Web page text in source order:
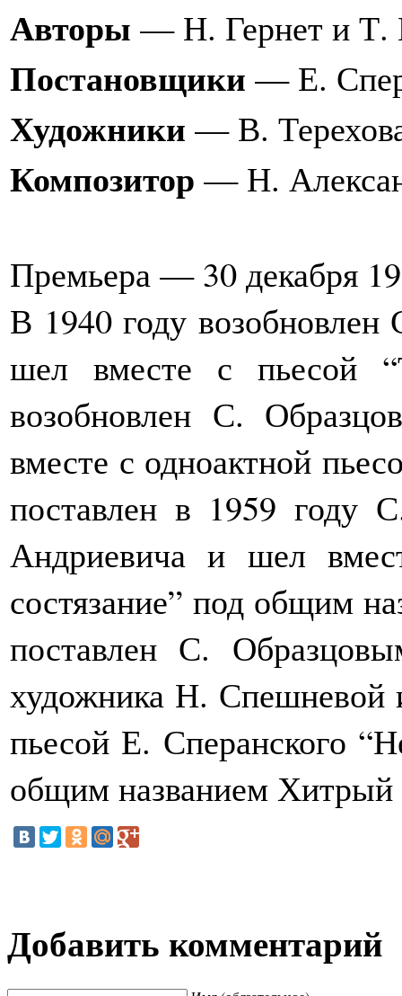
Авторы — Н. Гернет и Т.
Постановщики — Е.
Художники — В.
Композитор — Н.
Премьера — 30 декабря
В 1940 году
шел вместе с пьесой
возобновлен С.
вместе с одноактной
поставлен в 1959 году
Андриевича и шел
состязание” под общим
поставлен С.
художника Н. Спешневой
пьесой Е. Сперанского
общим названием
Добавить комментарий